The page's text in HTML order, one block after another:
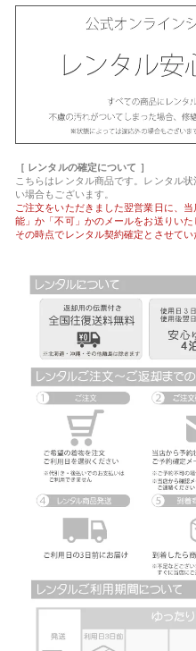
［ レンタルの確定について ］
こちらはレンタル商品です。レンタル
い場合もございます。
ご注文をいただきました翌営業日に、
能」か「不可」かのメールをお送りいた
その時点でレンタル契約確定とさせてい